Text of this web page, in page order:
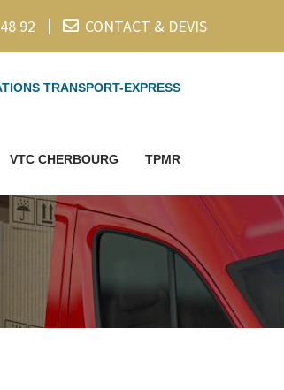
92 CONTACT & DEVIS
TRANSPORT-EXPRESS
VTC CHERBOURG TPMR